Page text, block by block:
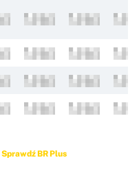
Sprawdź BR Plus